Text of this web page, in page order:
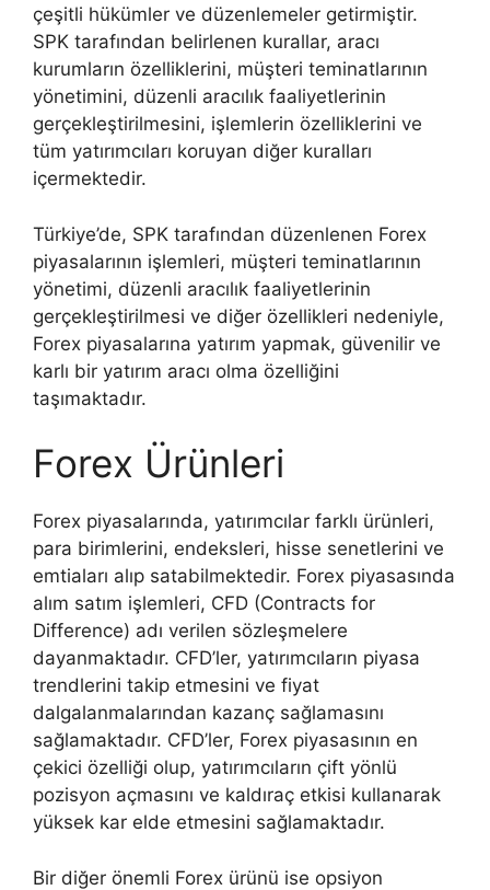
çeşitli hükümler ve düzenlemeler getirmiştir.
SPK tarafından belirlenen kurallar, aracı
kurumların özelliklerini, müşteri teminatlarının
yönetimini, düzenli aracılık faaliyetlerinin
gerçekleştirilmesini, işlemlerin özelliklerini ve
tüm yatırımcıları koruyan diğer kuralları
içermektedir.
Türkiye’de, SPK tarafından düzenlenen Forex
piyasalarının işlemleri, müşteri teminatlarının
yönetimi, düzenli aracılık faaliyetlerinin
gerçekleştirilmesi ve diğer özellikleri nedeniyle,
Forex piyasalarına yatırım yapmak, güvenilir ve
karlı bir yatırım aracı olma özelliğini
taşımaktadır.
Forex Ürünleri
Forex piyasalarında, yatırımcılar farklı ürünleri,
para birimlerini, endeksleri, hisse senetlerini ve
emtiaları alıp satabilmektedir. Forex piyasasında
alım satım işlemleri, CFD (Contracts for
Difference) adı verilen sözleşmelere
dayanmaktadır. CFD’ler, yatırımcıların piyasa
trendlerini takip etmesini ve fiyat
dalgalanmalarından kazanç sağlamasını
sağlamaktadır. CFD’ler, Forex piyasasının en
çekici özelliği olup, yatırımcıların çift yönlü
pozisyon açmasını ve kaldıraç etkisi kullanarak
yüksek kar elde etmesini sağlamaktadır.
Bir diğer önemli Forex ürünü ise opsiyon